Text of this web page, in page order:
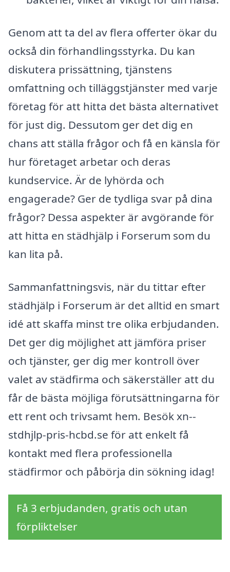
Genom att ta del av flera offerter ökar du
också din förhandlingsstyrka. Du kan
diskutera prissättning, tjänstens
omfattning och tilläggstjänster med varje
företag för att hitta det bästa alternativet
för just dig. Dessutom ger det dig en
chans att ställa frågor och få en känsla för
hur företaget arbetar och deras
kundservice. Är de lyhörda och
engagerade? Ger de tydliga svar på dina
frågor? Dessa aspekter är avgörande för
att hitta en städhjälp i Forserum som du
kan lita på.
Sammanfattningsvis, när du tittar efter
städhjälp i Forserum är det alltid en smart
idé att skaffa minst tre olika erbjudanden.
Det ger dig möjlighet att jämföra priser
och tjänster, ger dig mer kontroll över
valet av städfirma och säkerställer att du
får de bästa möjliga förutsättningarna för
ett rent och trivsamt hem. Besök xn--
stdhjlp-pris-hcbd.se för att enkelt få
kontakt med flera professionella
städfirmor och påbörja din sökning idag!
Få 3 erbjudanden, gratis och utan
förpliktelser